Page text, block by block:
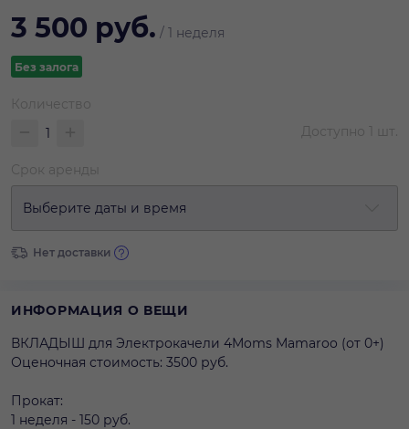
3 500 руб. / 1 неделя
Без залога
Количество
Доступно 1 шт.
Срок аренды
Выберите даты и время
Нет доставки
ИНФОРМАЦИЯ О ВЕЩИ
ВКЛАДЫШ для Электрокачели 4Moms Mamaroo (от 0+)
Оценочная стоимость: 3500 руб.
Прокат:
1 неделя - 150 руб.